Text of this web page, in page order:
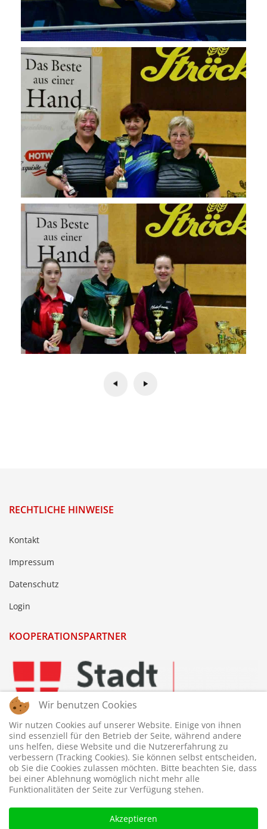
RECHTLICHE HINWEISE
Kontakt
Impressum
Datenschutz
Login
KOOPERATIONSPARTNER
Wir benutzen Cookies
Wir nutzen Cookies auf unserer Website. Einige von ihnen
sind essenziell für den Betrieb der Seite, während andere
uns helfen, diese Website und die Nutzererfahrung zu
verbessern (Tracking Cookies). Sie können selbst entscheiden,
ob Sie die Cookies zulassen möchten. Bitte beachten Sie, dass
bei einer Ablehnung womöglich nicht mehr alle
Funktionalitäten der Seite zur Verfügung stehen.
Akzeptieren